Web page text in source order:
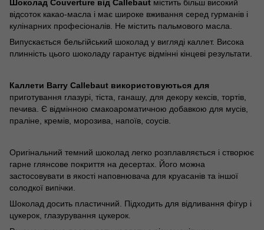
Шоколад Couverture від Callebaut містить більш високий
відсоток какао-масла і має широке вживання серед гурманів і
кулінарних професіоналів. Не містить пальмового масла.
Випускається бельгійський шоколад у вигляді каллет. Висока
плинність цього шоколаду гарантує відмінні кінцеві результати.
Каллети Barry Callebaut використовуються для
приготування глазурі, тіста, ганашу, для декору кексів, тортів,
печива. Є відмінною смакоароматичною добавкою для мусів,
праліне, кремів, морозива, напоїв, соусів.
Оригінальний темний шоколад легко розплавляється і створює
гарне глянсове покриття на десертах. Його можна
застосовувати в якості наповнювача для круасанів та іншої
солодкої випічки.
Шоколад досить пластичний. Підходить для відливання фігур і
цукерок, глазурування цукерок.